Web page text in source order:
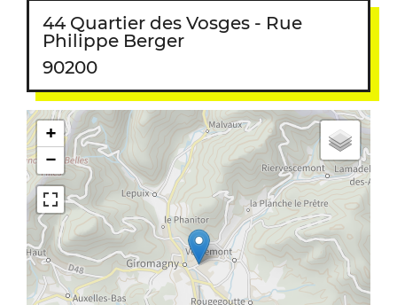
44 Quartier des Vosges - Rue
Philippe Berger
90200
+
−